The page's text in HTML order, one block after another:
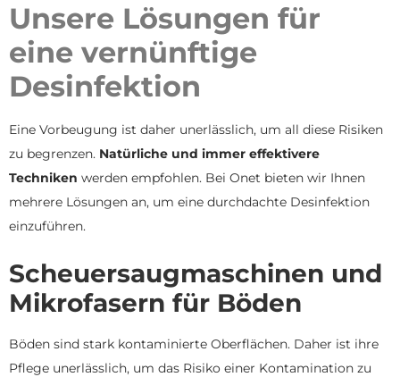
Unsere Lösungen für
eine vernünftige
Desinfektion
Eine Vorbeugung ist daher unerlässlich, um all diese Risiken
zu begrenzen. Natürliche und immer effektivere
Techniken werden empfohlen. Bei Onet bieten wir Ihnen
mehrere Lösungen an, um eine durchdachte Desinfektion
einzuführen.
Scheuersaugmaschinen und
Mikrofasern für Böden
Böden sind stark kontaminierte Oberflächen. Daher ist ihre
Pflege unerlässlich, um das Risiko einer Kontamination zu